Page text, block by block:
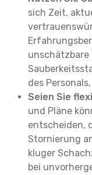
sich Zeit,
unschätzbare
des
Seien Sie
und Pläne
entscheiden,
Stornierung
kluger
bei